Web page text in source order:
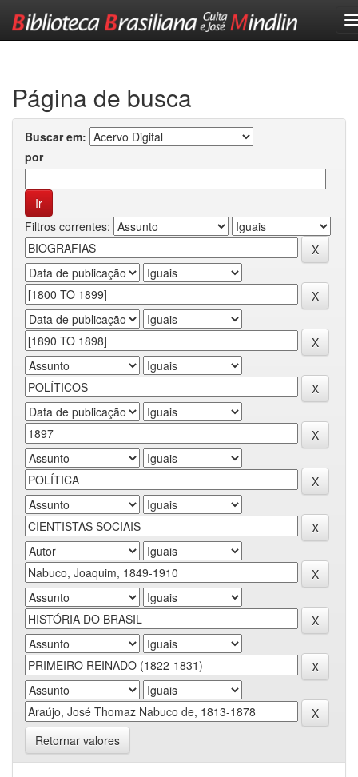
Página de busca
Buscar em:
por
Filtros correntes:
Retornar valores